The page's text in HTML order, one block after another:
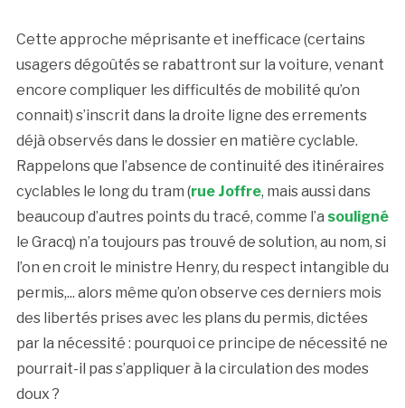
Cette approche méprisante et inefficace (certains
usagers dégoûtés se rabattront sur la voiture, venant
encore compliquer les difficultés de mobilité qu’on
connait) s’inscrit dans la droite ligne des errements
déjà observés dans le dossier en matière cyclable.
Rappelons que l’absence de continuité des itinéraires
cyclables le long du tram (rue Joffre, mais aussi dans
beaucoup d’autres points du tracé, comme l’a souligné
le Gracq) n’a toujours pas trouvé de solution, au nom, si
l’on en croit le ministre Henry, du respect intangible du
permis,... alors même qu’on observe ces derniers mois
des libertés prises avec les plans du permis, dictées
par la nécessité : pourquoi ce principe de nécessité ne
pourrait-il pas s’appliquer à la circulation des modes
doux ?